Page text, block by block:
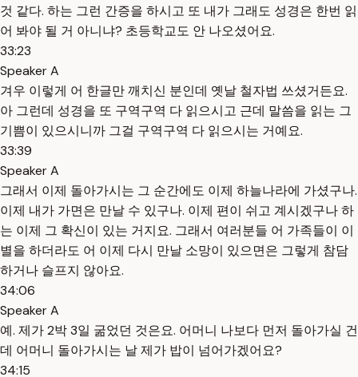
것 같다. 하는 그런 간증을 하시고 또 내가 그래도 성경은 한번 읽
어 봐야 될 거 아니냐? 초등학교도 안 나오셨어요.
33:23
Speaker A
겨우 이렇게 어 한글만 깨치신 분인데 옛날 철자법 쓰셨거든요.
아 그런데 성경을 또 구역구역 다 읽으시고 근데 말씀을 읽는 그
기쁨이 있으시니까 그걸 구역구역 다 읽으시는 거예요.
33:39
Speaker A
그래서 이제 돌아가시는 그 순간에도 이제 하늘나라에 가셨구나.
이제 내가 가면은 만날 수 있구나. 이제 편이 쉬고 계시겠구나 하
는 이제 그 확신이 있는 거지요. 그래서 여러분들 어 가족들이 이
별을 하더라도 어 이제 다시 만날 소망이 있으면은 그렇게 참담
하거나 슬프지 않아요.
34:06
Speaker A
예. 제가 2박 3일 굶었던 것은요. 어머니 나보다 먼저 돌아가실 건
데 어머니 돌아가시는 날 제가 밥이 넘어가겠어요?
34:15